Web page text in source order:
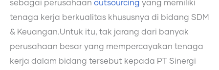
sebagai perusahaan outsourcing yang memiliki
tenaga kerja berkualitas khususnya di bidang SDM
& Keuangan.Untuk itu, tak jarang dari banyak
perusahaan besar yang mempercayakan tenaga
kerja dalam bidang tersebut kepada PT Sinergi